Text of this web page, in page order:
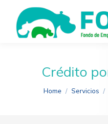
Crédito
You are here:
Home Servicios